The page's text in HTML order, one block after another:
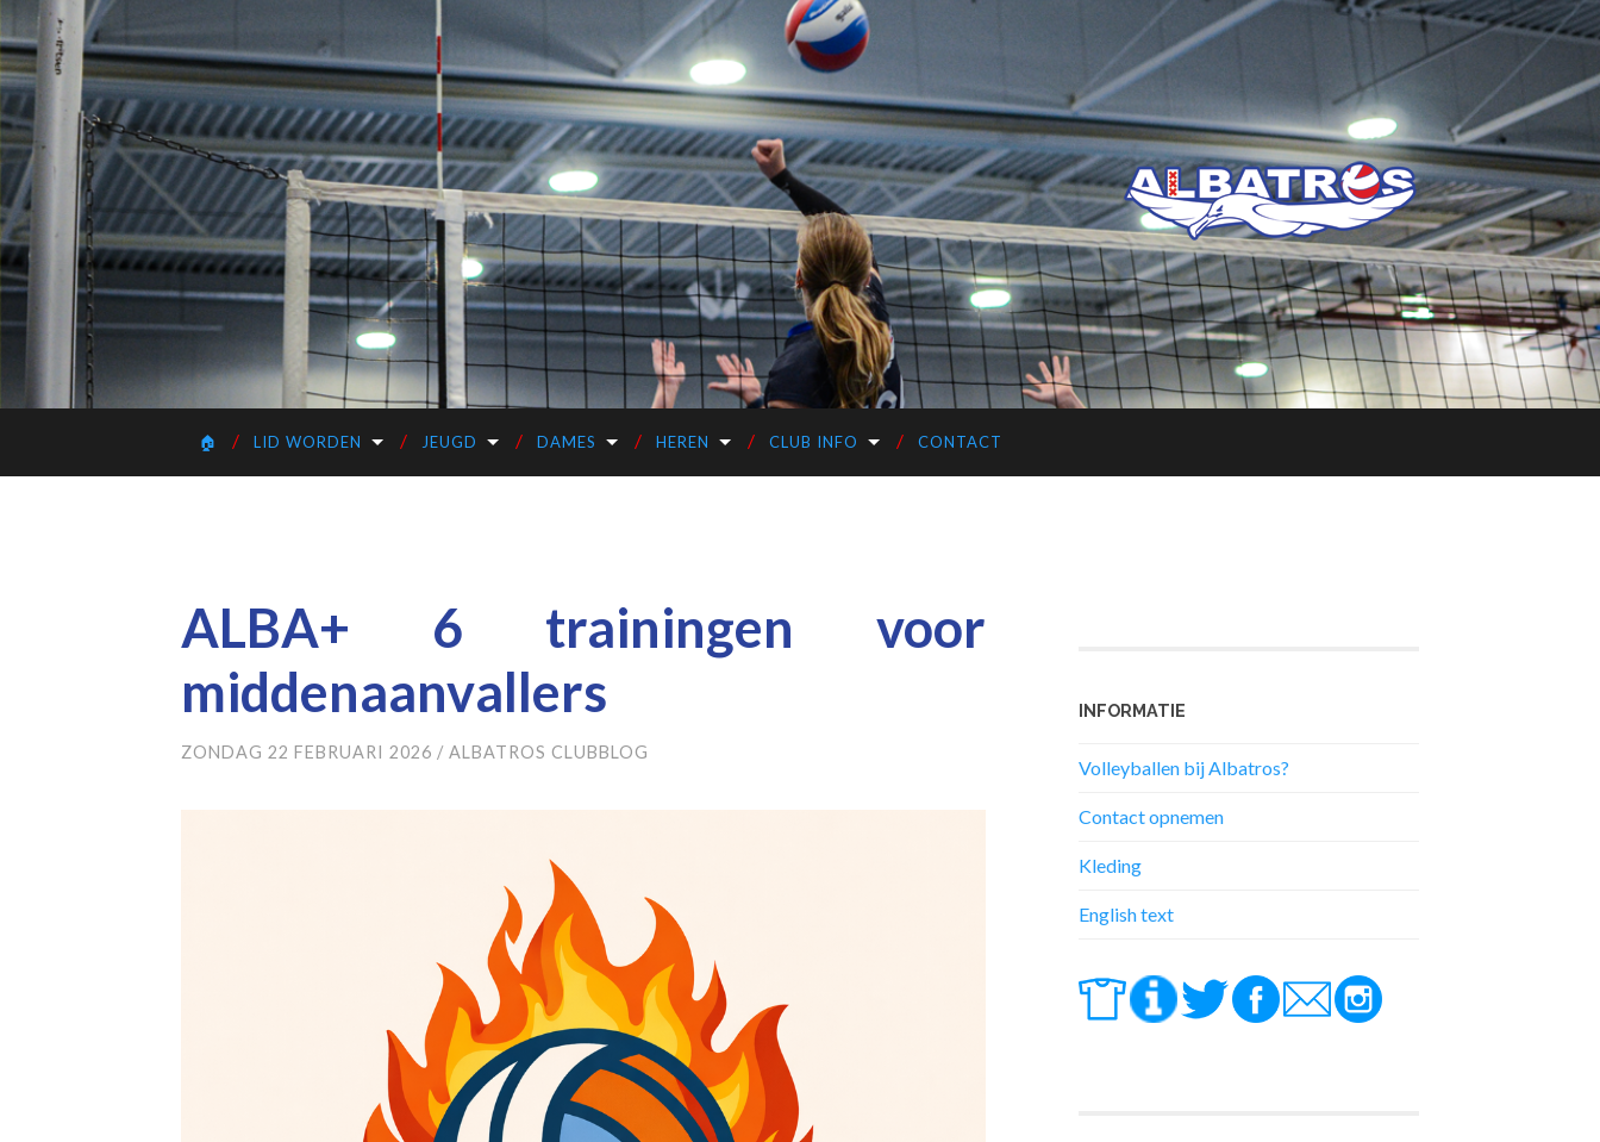
🏠 LID WORDEN JEUGD DAMES HEREN CLUB INFO CONTACT
ALBA+ 6 trainingen voor
middenaanvallers
ZONDAG 22 FEBRUARI 2026 / ALBATROS CLUBBLOG
INFORMATIE
Volleyballen bij Albatros?
Contact opnemen
Kleding
English text